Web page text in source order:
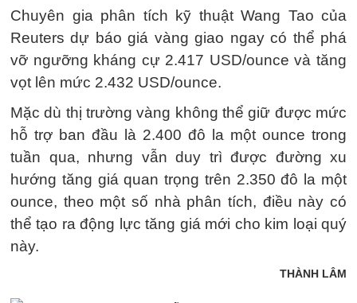
Chuyên gia phân tích kỹ thuật Wang Tao của
Reuters dự báo giá vàng giao ngay có thể phá
vỡ ngưỡng kháng cự 2.417 USD/ounce và tăng
vọt lên mức 2.432 USD/ounce.
Mặc dù thị trường vàng không thể giữ được mức
hỗ trợ ban đầu là 2.400 đô la một ounce trong
tuần qua, nhưng vẫn duy trì được đường xu
hướng tăng giá quan trọng trên 2.350 đô la một
ounce, theo một số nhà phân tích, điều này có
thể tạo ra động lực tăng giá mới cho kim loại quý
này.
THÀNH LÂM